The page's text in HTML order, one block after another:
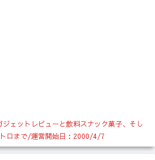
ェットレビューと飲料スナック菓子、そし
ロまで/運営開始日：2000/4/7